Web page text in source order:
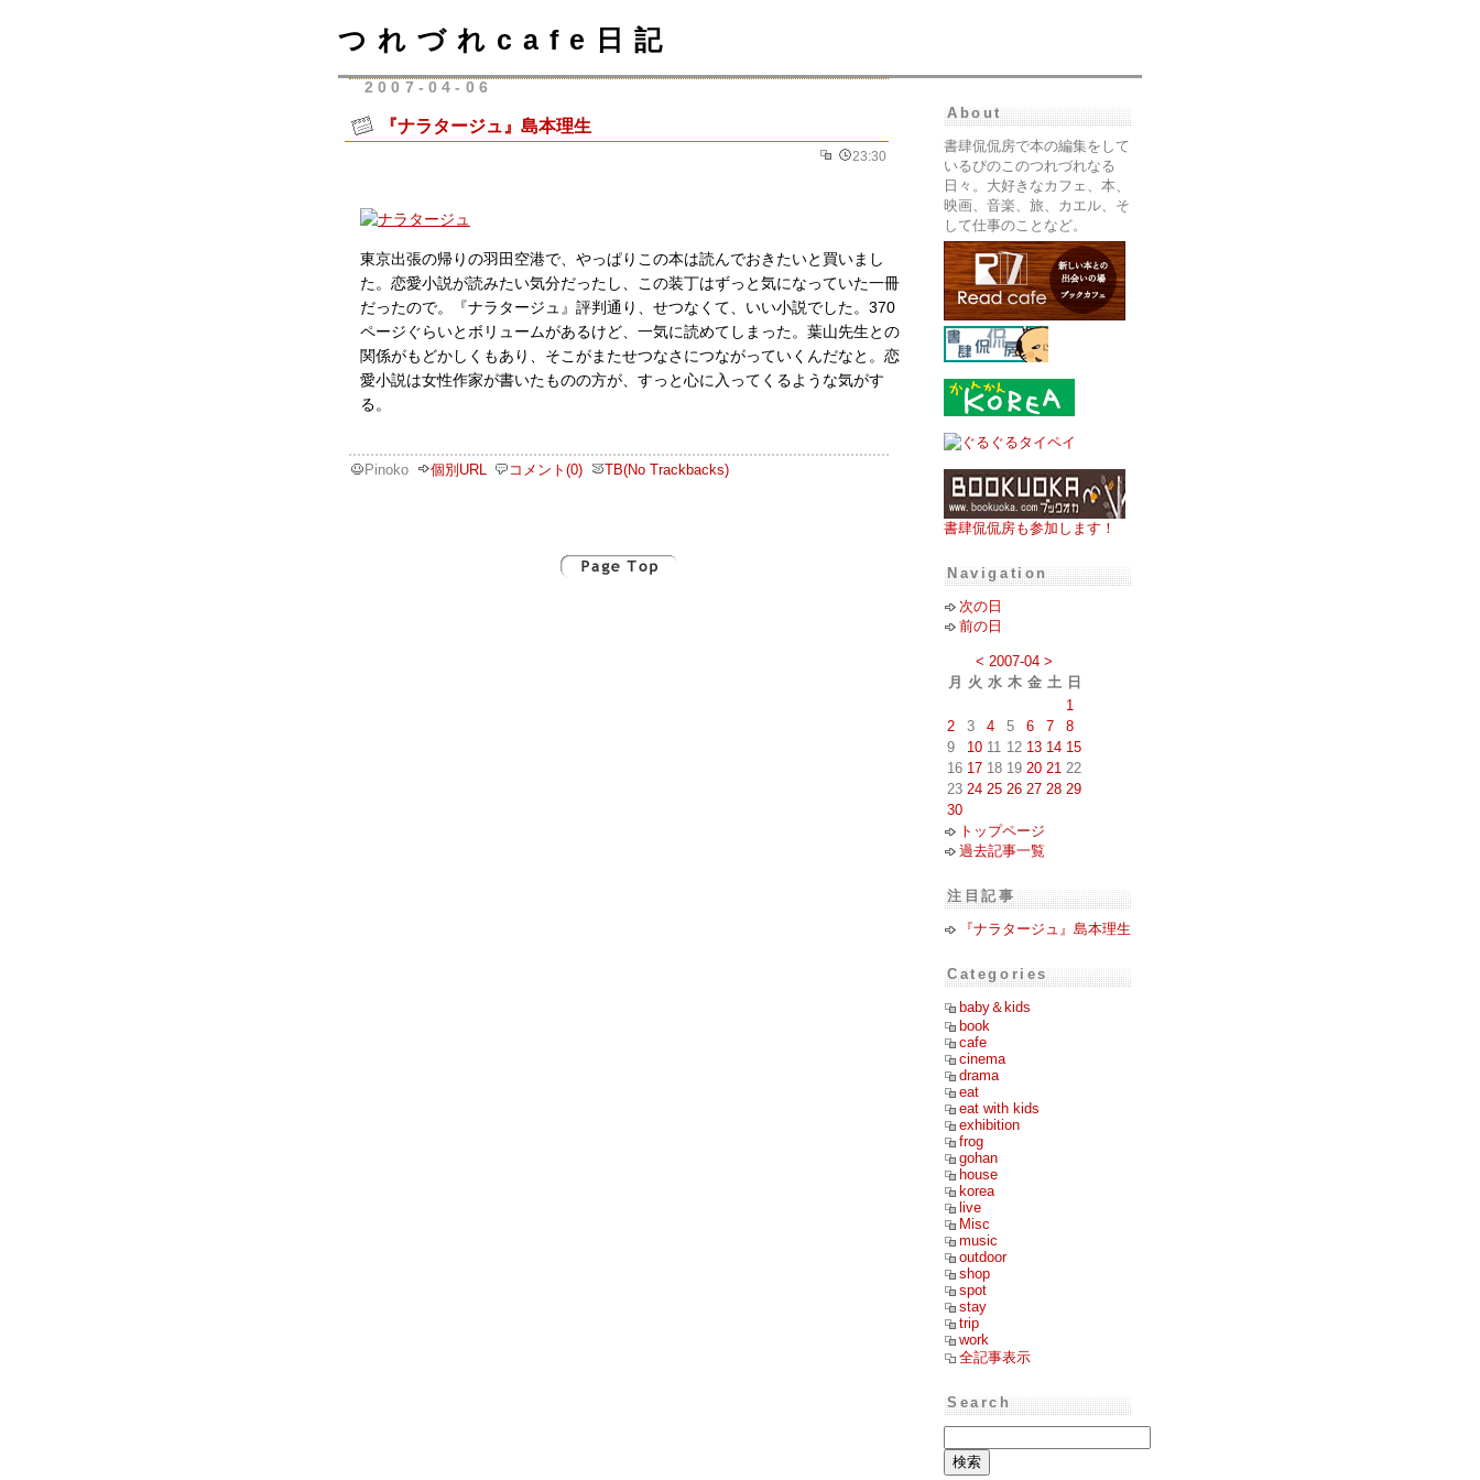
つれづれcafe日記
2007-04-06
『ナラタージュ』島本理生
23:30
東京出張の帰りの羽田空港で、やっぱりこの本は読んでおきたいと買いまし
た。恋愛小説が読みたい気分だったし、この装丁はずっと気になっていた一冊
だったので。『ナラタージュ』評判通り、せつなくて、いい小説でした。370
ページぐらいとボリュームがあるけど、一気に読めてしまった。葉山先生との
関係がもどかしくもあり、そこがまたせつなさにつながっていくんだなと。恋
愛小説は女性作家が書いたものの方が、すっと心に入ってくるような気がす
る。
Pinoko 個別URL コメント(0) TB(No Trackbacks)
About
書肆侃侃房で本の編集をして
いるぴのこのつれづれなる
日々。大好きなカフェ、本、
映画、音楽、旅、カエル、そ
して仕事のことなど。
書肆侃侃房も参加します！
Navigation
次の日
前の日
< 2007-04 >
月
火 水 木 金 土 日
1
2
3 4 5 6 7
8
9
10 11 12 13 14 15
16 17 18 19 20 21 22
23 24 25 26 27 28 29
30
トップページ
過去記事一覧
注目記事
『ナラタージュ』島本理生
Categories
baby＆kids
book
cafe
cinema
drama
eat
eat with kids
exhibition
frog
gohan
house
korea
live
Misc
music
outdoor
shop
spot
stay
trip
work
全記事表示
Search